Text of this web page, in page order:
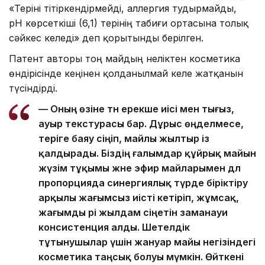
«Теріні тітіркендірмейді, аллергия тудырмайды,
pH көрсеткіші (6,1) терінің табиғи ортасына толық
сәйкес келеді» деп қорытынды берілген.
Патент авторы тоң майдың неліктен косметика
өндірісінде кеңінен қолданылмай келе жатқанын
түсіндірді.
— Оның өзіне тән ерекше иісі мен тығыз,
ауыр текстурасы бар. Дұрыс өңделмесе,
теріге баяу сіңіп, майлы жылтыр із
қалдырады. Біздің ғалымдар құйрық майын
жүзім тұқымы және эфир майларымен дәл
пропорцияда синергиялық түрде біріктіру
арқылы жағымсыз иісті кетіріп, жұмсақ,
жағымды әрі жылдам сіңетін заманауи
консистенция алды. Шетелдік
тұтынушылар үшін жануар майы негізіндегі
косметика таңсық болуы мүмкін. Өйткені